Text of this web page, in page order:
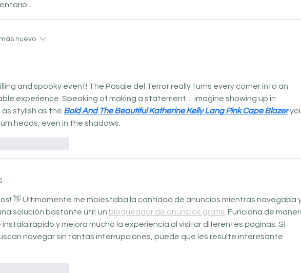
el mundial
la
nuevo
and spooky event! The Pasaje del Terror really turns every corner into an
experience. Speaking of making a statement… imagine showing up in
stylish as the Bold And The Beautiful Katherine Kelly Lang Pink Cape Blazer
heads, even in the shadows.
👋 Últimamente me molestaba la cantidad de anuncios mientras navegaba
solución bastante útil: un bloqueador de anuncios gratis. Funciona de
instala rápido y mejora mucho la experiencia al visitar diferentes páginas. Si
navegar sin tantas interrupciones, puede que les resulte interesante